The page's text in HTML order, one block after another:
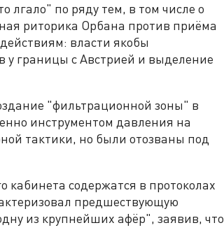
лгало" по ряду тем, в том числе о
риторика Орбана против приёма
власти якобы
у границы с Австрией и выделение
"фильтрационной зоны" в
инструментом давления на
тактики, но были отозваны под
содержатся в протоколах
предшествующую
из крупнейших афёр", заявив, что